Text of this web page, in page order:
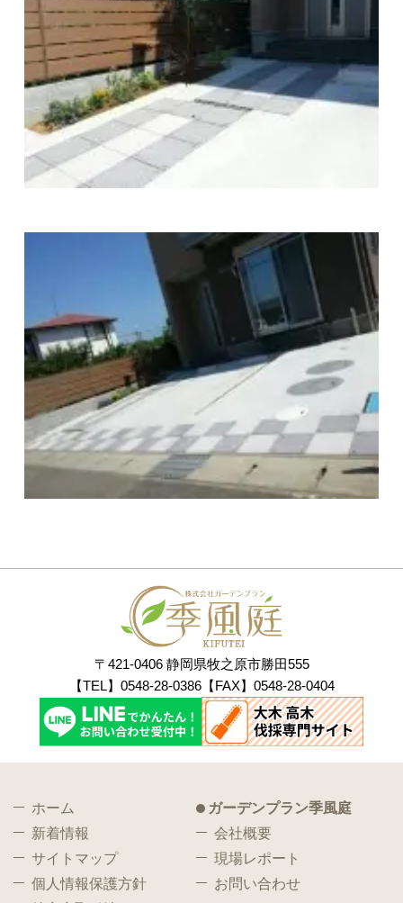
〒421-0406 静岡県牧之原市勝田555
【TEL】0548-28-0386【FAX】0548-28-0404
ホーム
新着情報
サイトマップ
個人情報保護方針
ガーデンプラン季風庭
会社概要
現場レポート
お問い合わせ